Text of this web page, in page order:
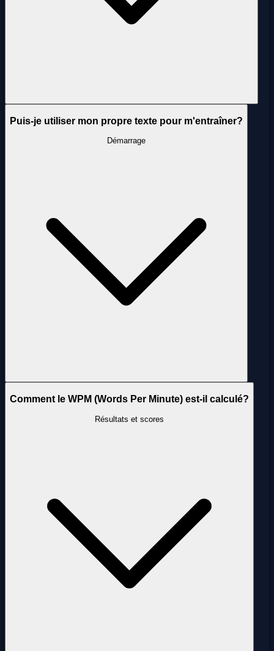
Puis-je utiliser mon propre texte pour m'entraîner?
Démarrage
Comment le WPM (Words Per Minute) est-il calculé?
Résultats et scores